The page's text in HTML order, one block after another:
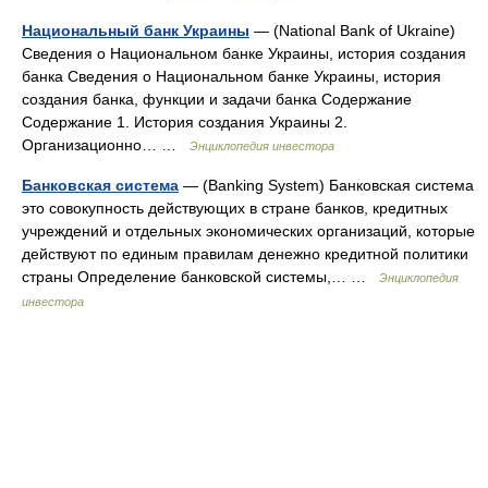
Национальный банк Украины — (National Bank of Ukraine)
Сведения о Национальном банке Украины, история создания
банка Сведения о Национальном банке Украины, история
создания банка, функции и задачи банка Содержание
Содержание 1. История создания Украины 2.
Организационно… …
Энциклопедия инвестора
Банковская система — (Banking System) Банковская система
это совокупность действующих в стране банков, кредитных
учреждений и отдельных экономических организаций, которые
действуют по единым правилам денежно кредитной политики
страны Определение банковской системы,… …
Энциклопедия
инвестора